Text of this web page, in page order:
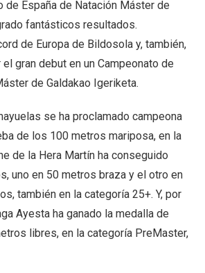
> Castellano
alt="Euskera" /> Euskera
de España de Natación Máster de
fantásticos resultados.
de Europa de Bildosola y, también,
gran debut en un Campeonato de
de Galdakao Igeriketa.
se ha proclamado campeona
de los 100 metros mariposa, en la
de la Hera Martín ha conseguido
uno en 50 metros braza y el otro en
también en la categoría 25+. Y, por
Ayesta ha ganado la medalla de
libres, en la categoría PreMaster,